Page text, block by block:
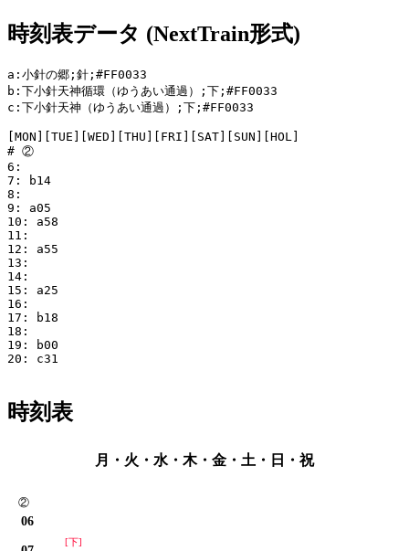
時刻表データ (NextTrain形式)
a:小針の郷;針;#FF0033
b:下小針天神循環（ゆうあい通過）;下;#FF0033
c:下小針天神（ゆうあい通過）;下;#FF0033
[MON][TUE][WED][THU][FRI][SAT][SUN][HOL]
# ②
6:
7: b14
8:
9: a05
10: a58
11:
12: a55
13:
14:
15: a25
16:
17: b18
18:
19: b00
20: c31
時刻表
月・火・水・木・金・土・日・祝
②
06
[下]